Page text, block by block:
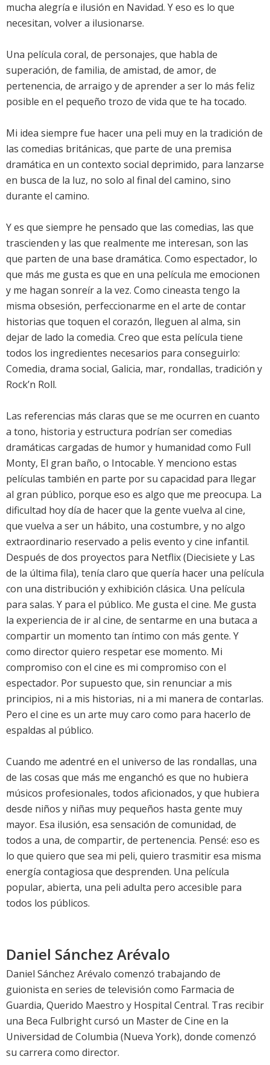
mucha alegría e ilusión en Navidad. Y eso es lo que
necesitan, volver a ilusionarse.
Una película coral, de personajes, que habla de
superación, de familia, de amistad, de amor, de
pertenencia, de arraigo y de aprender a ser lo más feliz
posible en el pequeño trozo de vida que te ha tocado.
Mi idea siempre fue hacer una peli muy en la tradición de
las comedias británicas, que parte de una premisa
dramática en un contexto social deprimido, para lanzarse
en busca de la luz, no solo al final del camino, sino
durante el camino.
Y es que siempre he pensado que las comedias, las que
trascienden y las que realmente me interesan, son las
que parten de una base dramática. Como espectador, lo
que más me gusta es que en una película me emocionen
y me hagan sonreír a la vez. Como cineasta tengo la
misma obsesión, perfeccionarme en el arte de contar
historias que toquen el corazón, lleguen al alma, sin
dejar de lado la comedia. Creo que esta película tiene
todos los ingredientes necesarios para conseguirlo:
Comedia, drama social, Galicia, mar, rondallas, tradición y
Rock’n Roll.
Las referencias más claras que se me ocurren en cuanto
a tono, historia y estructura podrían ser comedias
dramáticas cargadas de humor y humanidad como Full
Monty, El gran baño, o Intocable. Y menciono estas
películas también en parte por su capacidad para llegar
al gran público, porque eso es algo que me preocupa. La
dificultad hoy día de hacer que la gente vuelva al cine,
que vuelva a ser un hábito, una costumbre, y no algo
extraordinario reservado a pelis evento y cine infantil.
Después de dos proyectos para Netflix (Diecisiete y Las
de la última fila), tenía claro que quería hacer una película
con una distribución y exhibición clásica. Una película
para salas. Y para el público. Me gusta el cine. Me gusta
la experiencia de ir al cine, de sentarme en una butaca a
compartir un momento tan íntimo con más gente. Y
como director quiero respetar ese momento. Mi
compromiso con el cine es mi compromiso con el
espectador. Por supuesto que, sin renunciar a mis
principios, ni a mis historias, ni a mi manera de contarlas.
Pero el cine es un arte muy caro como para hacerlo de
espaldas al público.
Cuando me adentré en el universo de las rondallas, una
de las cosas que más me enganchó es que no hubiera
músicos profesionales, todos aficionados, y que hubiera
desde niños y niñas muy pequeños hasta gente muy
mayor. Esa ilusión, esa sensación de comunidad, de
todos a una, de compartir, de pertenencia. Pensé: eso es
lo que quiero que sea mi peli, quiero trasmitir esa misma
energía contagiosa que desprenden. Una película
popular, abierta, una peli adulta pero accesible para
todos los públicos.
Daniel Sánchez Arévalo
Daniel Sánchez Arévalo comenzó trabajando de
guionista en series de televisión como Farmacia de
Guardia, Querido Maestro y Hospital Central. Tras recibir
una Beca Fulbright cursó un Master de Cine en la
Universidad de Columbia (Nueva York), donde comenzó
su carrera como director.